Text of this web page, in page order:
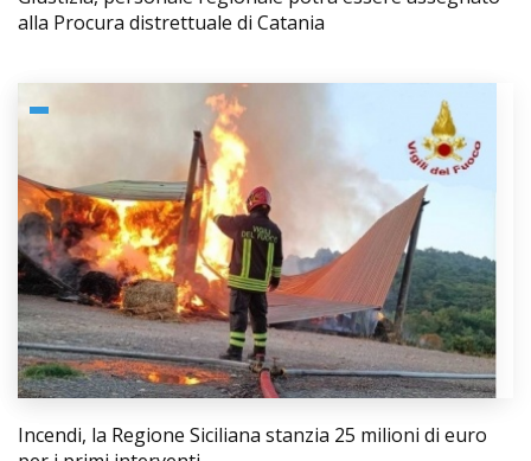
alla Procura distrettuale di Catania
Incendi, la Regione Siciliana stanzia 25 milioni di euro